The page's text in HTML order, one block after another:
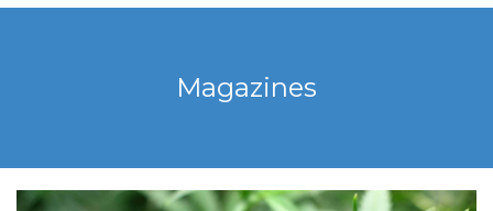
Magazines